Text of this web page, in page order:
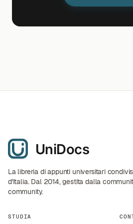
La libreria di appunti universitari
d'Italia. Dal 2014, gestita dalla
community.
STUDIA